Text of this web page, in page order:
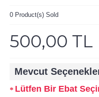
0 Product(s) Sold
500,00 TL
Mevcut
Lütfen Bir Ebat